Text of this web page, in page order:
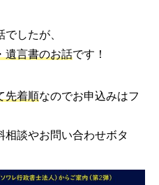
したが、
遺言書のお話です！
先着順なのでお申込みはフ
相談やお問い合わせボタ